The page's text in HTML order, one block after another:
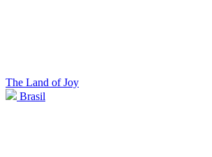
The Land of Joy
Brasil